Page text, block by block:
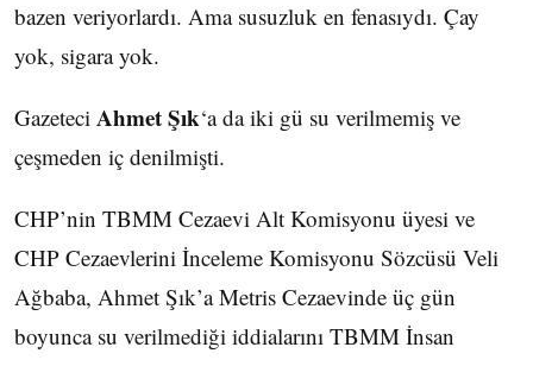
bazen veriyorlardı. Ama susuzluk en fenasıydı. Çay
yok, sigara yok.
Gazeteci Ahmet Şık‘a da iki gü su verilmemiş ve
çeşmeden iç denilmişti.
CHP’nin TBMM Cezaevi Alt Komisyonu üyesi ve
CHP Cezaevlerini İnceleme Komisyonu Sözcüsü Veli
Ağbaba, Ahmet Şık’a Metris Cezaevinde üç gün
boyunca su verilmediği iddialarını TBMM İnsan